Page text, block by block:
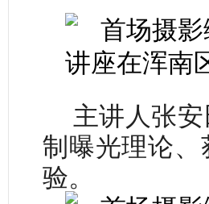
主讲人张
制曝光理论
验。